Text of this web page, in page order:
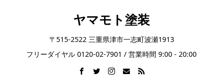
ヤマモト塗装
〒515-2522 三重県津市一志町波瀬1913
フリーダイヤル 0120-02-7901 / 営業時間 9:00 - 20:00